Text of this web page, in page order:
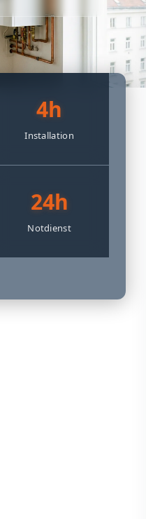
4h
Installation
24h
Notdienst